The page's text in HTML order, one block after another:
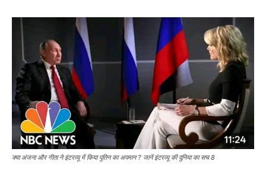
क्या अंजना और गीता ने इंटरव्यू में किया पुतिन का अपमान ? जानें इंटरव्यू की दुनिया का सच 8